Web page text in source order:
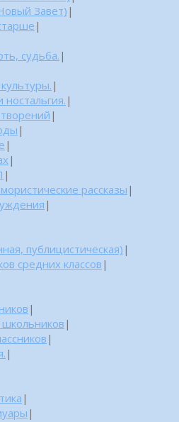
Завет) |
|
судьба. |
|
|
|
|
|
|
|
рассказы |
|
публицистическая) |
средних классов |
|
|
|
|
|
|